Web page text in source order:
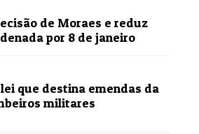
de Moraes e reduz
por 8 de janeiro
que destina emendas da
militares